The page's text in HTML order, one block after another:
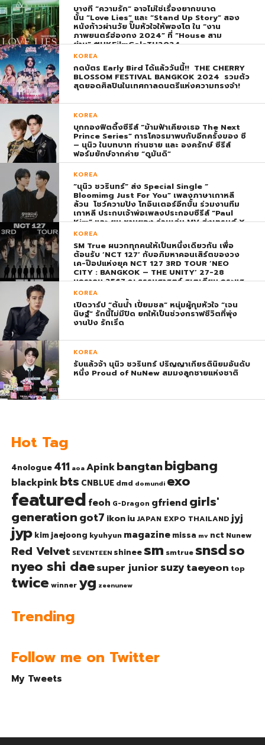
บางที “ความรัก” อาจไม่ใช่เรื่องยากขนาด
นั้น “Love Lies” และ “Stand Up Story” สอง
หนังก้าวผ่านวัย ปั๊มหัวใจให้พองโต ใน “งาน
ภาพยนตร์ฮ่องกง 2024” ที่ “House สาม
ย่าน” #HKFilmGalaTH2024
KOREA
กดบัตร Early Bird ได้แล้ววันนี้!! THE CHERRY
BLOSSOM FESTIVAL BANGKOK 2024 รวมตัว
สุดยอดศิลปินในเทศกาลดนตรีแห่งความทรงจำ!
KOREA
บุกกองฟิตติ้งซีรีส์ “ข้ามฟ้าเคียงเธอ The Next
Prince Series” การโคจรมาพบกับอีกครั้งของ ซี
– นุนิว ในบทบาท ท่านชาย และ องครักษ์ ซีรีส์
ฟอร์มยักษ์จากค่าย “ดูมันดิ”
KOREA
“นุนิว ชวรินทร์” ส่ง Special Single “
Bloomimg Just For You” เพลงภาษาเกาหลี
ล้วน โชว์ความปัง โกอินเตอร์อีกขั้น ร่วมงานทีม
เกาหลี ประกบเจ้าพ่อเพลงประกอบซีรีส์ “Paul
Kim” และ ยุน ชานยอง ร่วมเล่น MV ส่งเทรนด์ X
พุ่ง ติดอันดับ 1 โลก
KOREA
SM True ผนวกทุกคนให้เป็นหนึ่งเดียวกัน เพื่อ
ต้อนรับ ‘NCT 127’ กับอภิมหาคอนเสิร์ตของวง
เค-ป๊อปแห่งยุค NCT 127 3RD TOUR ‘NEO
CITY : BANGKOK – THE UNITY’ 27-28
มกราคม 2567 ณ ธรรมศาสตร์ สเตเดียม กระแส
ตอบรับยิ่งใหญ่สมการรอคอย บัตร SOLD OUT
ทุกที่นั่งทันทีที่เปิดจำหน่าย !
KOREA
เปิดวาร์ป “ต้นน้ำ เปี่ยมชล” หนุ่มผู้กุมหัวใจ “เจน
นิษฐ์” รักนี้ไม่มีปิด ยกให้เป็นช่วงกราฟชีวิตที่พุ่ง
งานปัง รักเริ่ด
KOREA
รับแล้วจ้า นุนิว ชวรินทร์ ปริญญาเกียรตินิยมอันดับ
หนึ่ง Proud of NuNew สมมงลูกชายแห่งชาติ
Hot Tag
4nologue 411 aoa Apinkbangtanbigbang
blackpinkbts CNBLUE dmd domundi exo
featured feoh G-Dragon gfriend girls'
generationgot7 ikoniu JAPAN EXPO THAILAND jyj
jyp kim jaejoong kyuhyun magazine missa mv nct Nunew
Red Velvet SEVENTEEN shinee sm smtrue snsdso
nyeo shi daesuper junior suzytaeyeon top
twice winner yg zeenunew
Trending
Follow me on Twitter
My Tweets